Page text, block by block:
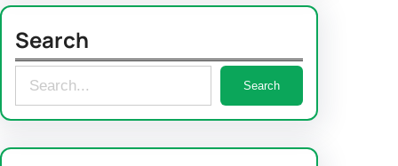
Search
e
Search